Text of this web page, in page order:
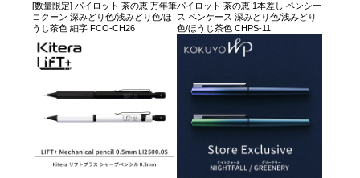
[数量限定] パイロット 茶の恵 万年筆
コクーン 深みどり色/浅みどり色/ほ
うじ茶色 細字 FCO-CH26
パイロット 茶の恵 1本差し ペンシー
ス ペンケース 深みどり色/浅みどり
色/ほうじ茶色 CHPS-11